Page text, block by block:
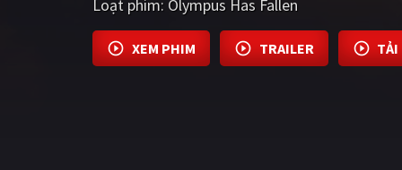
Loạt phim: Olympus Has Fallen
XEM PHIM TRAILER TẢI